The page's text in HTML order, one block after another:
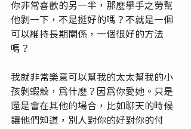
你非常喜歡的另一半，那麼舉手之勞幫
他剝一下，不是挺好的嗎？不就是一個
可以維持長期關係，一個很好的方法
嗎？
我就非常樂意可以幫我的太太幫我的小
孩剝蝦殼，為什麼？因為你愛她。只是
還是會在其他的場合，比如聊天的時候
讓他們知道，別人對你的好對你的付